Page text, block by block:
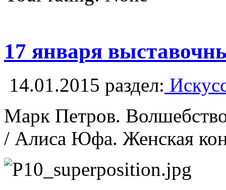
17 января
14.01.2015 раздел:
Марк Петров.
/ Алиса Юфа. Женская